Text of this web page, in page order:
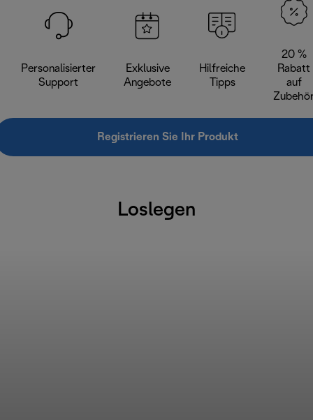
Personalisierter
Support
Exklusive
Angebote
Hilfreiche
Tipps
20 %
Rabatt
auf
Registrieren Sie Ihr Produkt
Loslegen